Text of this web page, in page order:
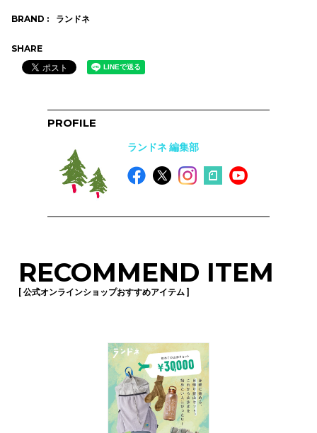
BRAND : ランドネ
SHARE
PROFILE
ランドネ 編集部
RECOMMEND ITEM
[ 公式オンラインショップおすすめアイテム ]